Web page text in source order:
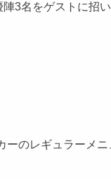
3名をゲストに招
のレギュラーメニ